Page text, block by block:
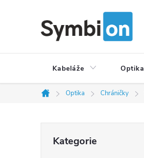
Kabeláže Optika
Domů
Optika Chráničky
kategorie
Kategorie